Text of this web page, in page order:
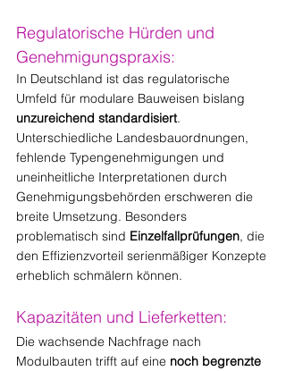
Regulatorische Hürden und
Genehmigungspraxis:
In Deutschland ist das regulatorische
Umfeld für modulare Bauweisen bislang
unzureichend standardisiert.
Unterschiedliche Landesbauordnungen,
fehlende Typengenehmigungen und
uneinheitliche Interpretationen durch
Genehmigungsbehörden erschweren die
breite Umsetzung. Besonders
problematisch sind Einzelfallprüfungen, die
den Effizienzvorteil serienmäßiger Konzepte
erheblich schmälern können.
Kapazitäten und Lieferketten:
Die wachsende Nachfrage nach
Modulbauten trifft auf eine noch begrenzte